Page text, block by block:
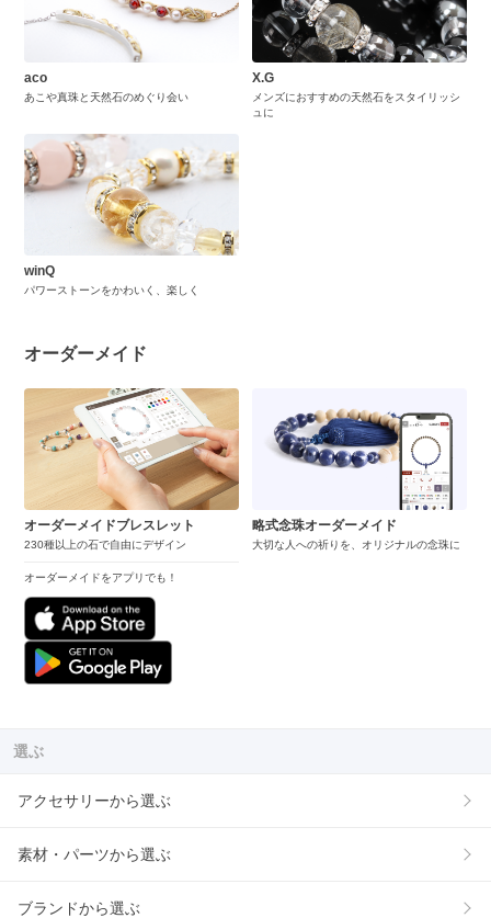
aco
あこや真珠と天然石のめぐり会い
X.G
メンズにおすすめの天然石をスタイリッシ
ュに
winQ
パワーストーンをかわいく、楽しく
オーダーメイド
オーダーメイドブレスレット
230種以上の石で自由にデザイン
オーダーメイドをアプリでも！
略式念珠オーダーメイド
大切な人への祈りを、オリジナルの念珠に
選ぶ
アクセサリーから選ぶ
素材・パーツから選ぶ
ブランドから選ぶ